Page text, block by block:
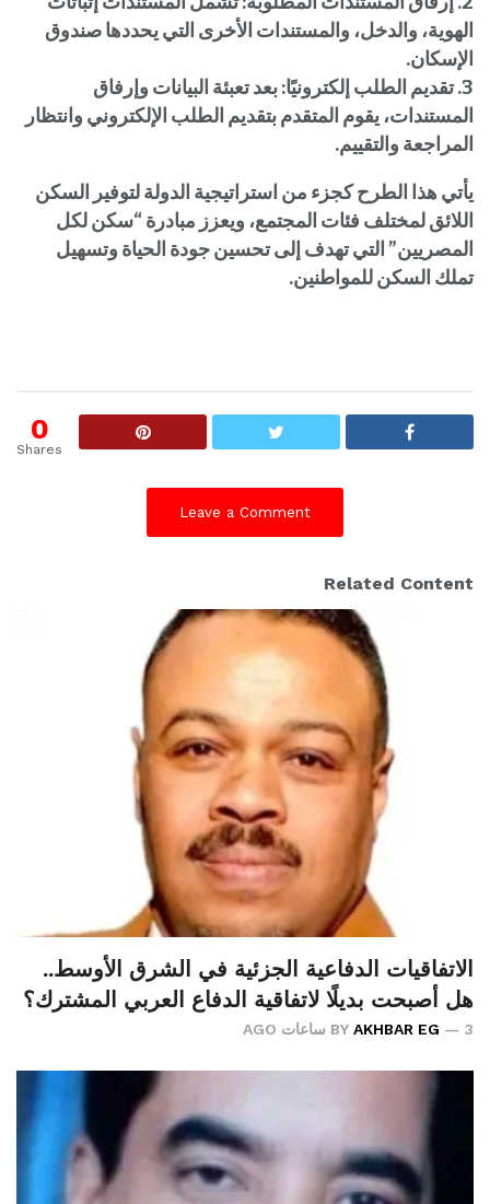
الهوية، والدخل، والمستندات الأخرى التي يحددها صندوق
الإسكان.
3. تقديم الطلب إلكترونيًا: بعد تعبئة البيانات وإرفاق
المستندات، يقوم المتقدم بتقديم الطلب الإلكتروني وانتظار
المراجعة والتقييم.
يأتي هذا الطرح كجزء من استراتيجية الدولة لتوفير السكن
اللائق لمختلف فئات المجتمع، ويعزز مبادرة “سكن لكل
المصريين” التي تهدف إلى تحسين جودة الحياة وتسهيل
تملك السكن للمواطنين.
0
Shares
Leave a Comment
Related Content
الاتفاقيات الدفاعية الجزئية في الشرق الأوسط..
هل أصبحت بديلًا لاتفاقية الدفاع العربي المشترك؟
BY AKHBAR EG 3 ساعات AGO